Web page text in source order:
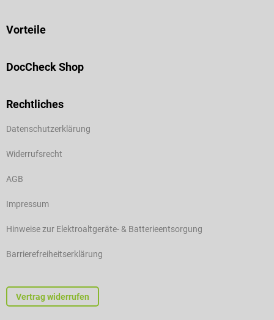
Vorteile
DocCheck Shop
Rechtliches
Datenschutzerklärung
Widerrufsrecht
AGB
Impressum
Hinweise zur Elektroaltgeräte- & Batterieentsorgung
Barrierefreiheitserklärung
Vertrag widerrufen